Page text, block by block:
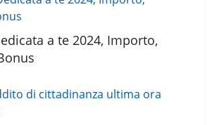
a te 2024, Importo,